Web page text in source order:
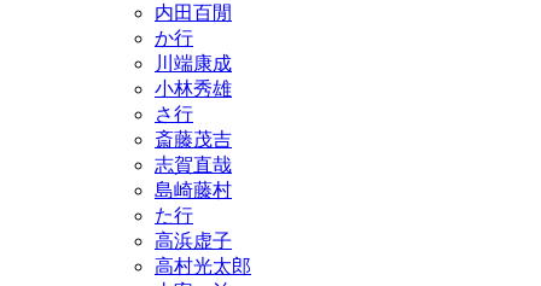
内田百閒
か行
川端康成
小林秀雄
さ行
斎藤茂吉
志賀直哉
島崎藤村
た行
高浜虚子
高村光太郎